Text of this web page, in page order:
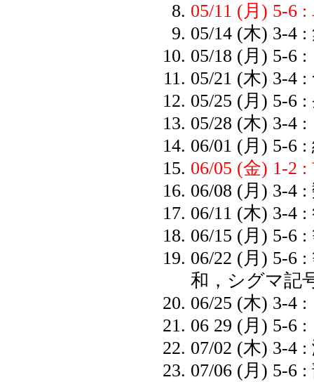
05/11 (月) 5-6
05/14 (木) 3-4 :
05/18 (月) 5-6 :
05/21 (木) 3-4 :
05/25 (月) 5-6 :
05/28 (木) 3-4
06/01 (月) 5-6
06/05 (金) 1-2
06/08 (月) 3-4 :
06/11 (木) 3-4 :
06/15 (月) 5-6 :
06/22 (月) 5-6 :
和，シグマ記
06/25 (木) 3-4 :
06 29 (月) 5-6 :
07/02 (木) 3-4 :
07/06 (月) 5-6 :